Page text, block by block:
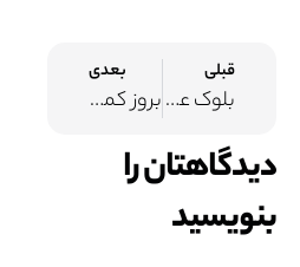
قبلی
بلوک عصب بین دنده ای Intercostal Nerve Block
بعدی
بروز کمردرد پس از زایمان
دیدگاهتان را
بنویسید